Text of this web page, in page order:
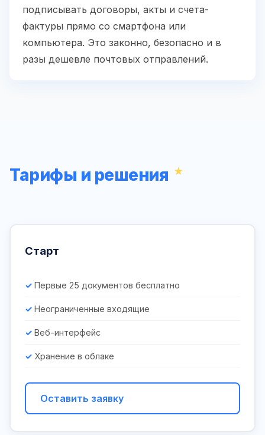
подписывать договоры, акты и счета-
фактуры прямо со смартфона или
компьютера. Это законно, безопасно и в
разы дешевле почтовых отправлений.
Тарифы и решения
Старт
Первые 25 документов бесплатно
Неограниченные входящие
Веб-интерфейс
Хранение в облаке
Оставить заявку